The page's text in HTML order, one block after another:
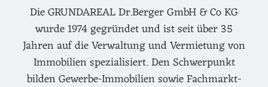
Die GRUNDAREAL Dr.Berger GmbH & Co KG
wurde 1974 gegründet und ist seit über 35
Jahren auf die Verwaltung und Vermietung von
Immobilien spezialisiert. Den Schwerpunkt
bilden Gewerbe-Immobilien sowie Fachmarkt-